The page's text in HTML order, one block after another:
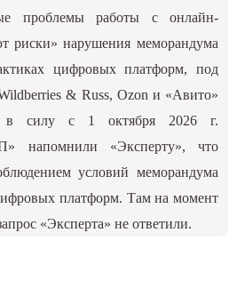
проблемы работы с онлайн-
риски» нарушения меморандума
цифровых платформ, под
& Russ, Ozon и «‎Авито»
в силу с 1 октября 2026 г.
напомнили «‎Эксперту», что
условий меморандума
платформ. Там на момент
«Эксперта» не ответили.